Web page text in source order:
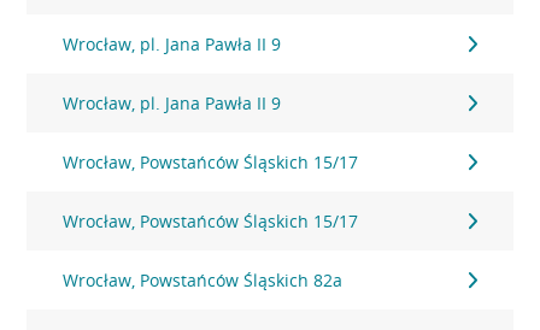
Wrocław, pl. Jana Pawła II 9
Wrocław, pl. Jana Pawła II 9
Wrocław, Powstańców Śląskich 15/17
Wrocław, Powstańców Śląskich 15/17
Wrocław, Powstańców Śląskich 82a